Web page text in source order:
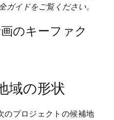
ガイドをご覧ください。
のキーファク
域の形状
プロジェクトの候補地